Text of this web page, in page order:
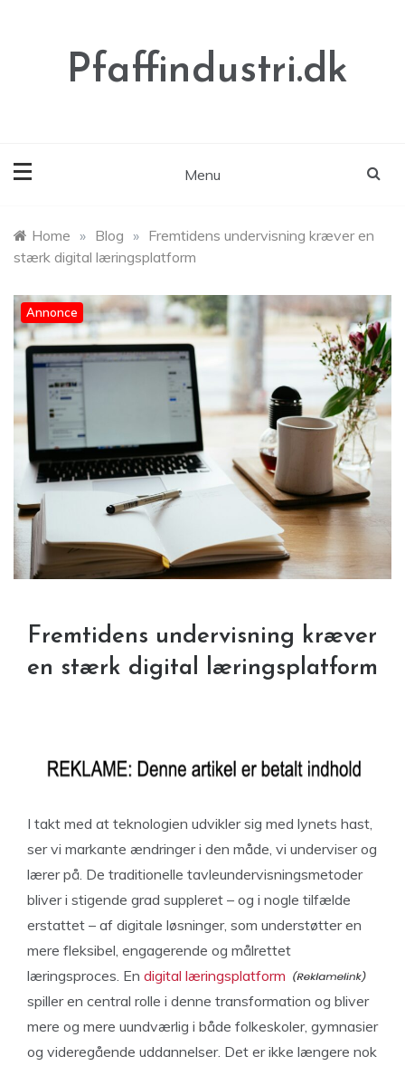
Pfaffindustri.dk
Menu
Home » Blog » Fremtidens undervisning kræver en
stærk digital læringsplatform
Annonce
Fremtidens undervisning kræver
en stærk digital læringsplatform
I takt med at teknologien udvikler sig med lynets hast,
ser vi markante ændringer i den måde, vi underviser og
lærer på. De traditionelle tavleundervisningsmetoder
bliver i stigende grad suppleret – og i nogle tilfælde
erstattet – af digitale løsninger, som understøtter en
mere fleksibel, engagerende og målrettet
læringsproces. En digital læringsplatform
spiller en central rolle i denne transformation og bliver
mere og mere uundværlig i både folkeskoler, gymnasier
og videregående uddannelser. Det er ikke længere nok